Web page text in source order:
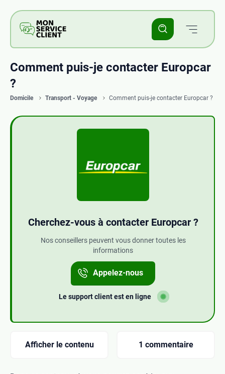
Comment puis-je contacter Europcar
?
Domicile Transport - Voyage Comment puis-je contacter Europcar ?
Cherchez-vous à contacter Europcar ?
Nos conseillers peuvent vous donner toutes les
informations
Appelez-nous
Le support client est en ligne
Afficher le contenu 1 commentaire